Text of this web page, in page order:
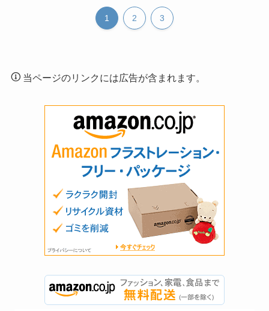
1 2 3
当ページのリンクには広告が含まれます。